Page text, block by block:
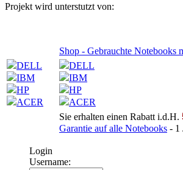
Projekt wird unterstutzt von:
Shop - Gebrauchte Notebooks
DELL
IBM
HP
ACER
DELL
IBM
HP
ACER
Sie erhalten einen Rabatt i.d.H.
Garantie auf alle Notebooks - 1
Login
Username: